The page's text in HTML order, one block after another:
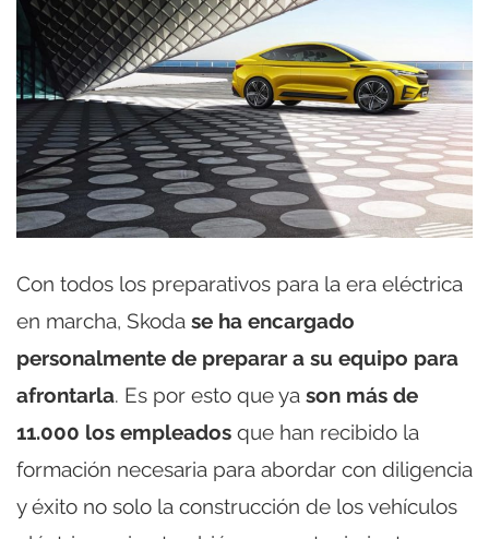
Con todos los preparativos para la era eléctrica
en marcha, Skoda se ha encargado
personalmente de preparar a su equipo para
afrontarla. Es por esto que ya son más de
11.000 los empleados que han recibido la
formación necesaria para abordar con diligencia
y éxito no solo la construcción de los vehículos